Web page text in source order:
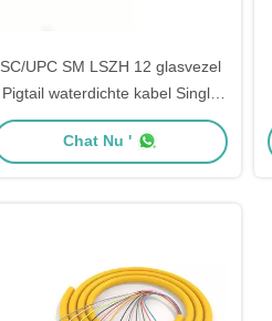
SC/UPC SM LSZH 12 glasvezel
Pigtail waterdichte kabel Single
Mode Fiber Pigtails
Chat Nu '